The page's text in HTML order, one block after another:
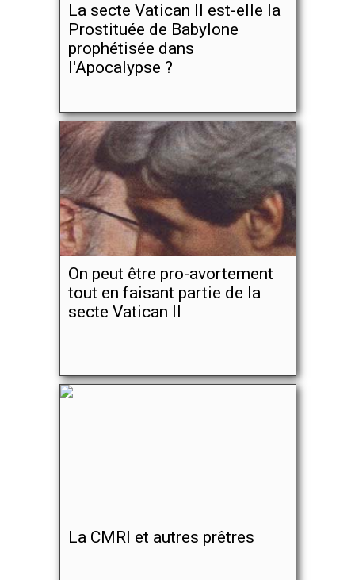
La secte Vatican II est-elle la
Prostituée de Babylone
prophétisée dans
l'Apocalypse ?
On peut être pro-avortement
tout en faisant partie de la
secte Vatican II
La CMRI et autres prêtres